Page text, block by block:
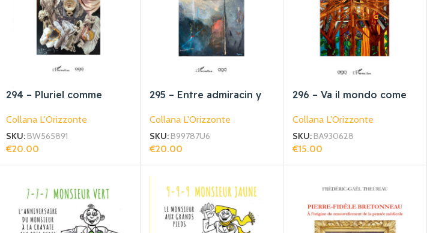
294 – Pluriel comme
Collana L'Orizzonte
SKU: BW565891
€20.00
295 – Entre admiracin y
Collana L'Orizzonte
SKU: B99787U6
€20.00
296 – Va il mondo come
Collana L'Orizzonte
SKU: BA930628
€15.00